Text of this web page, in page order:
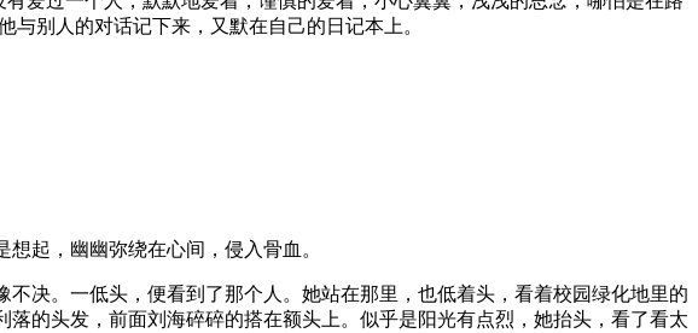
别人的对话记下来，又默在自己的日记本上。
起，幽幽弥绕在心间，侵入骨血。
决。一低头，便看到了那个人。她站在那里，也低着头，看着校园绿化地里的
的头发，前面刘海碎碎的搭在额头上。似乎是阳光有点烈，她抬头，看了看太